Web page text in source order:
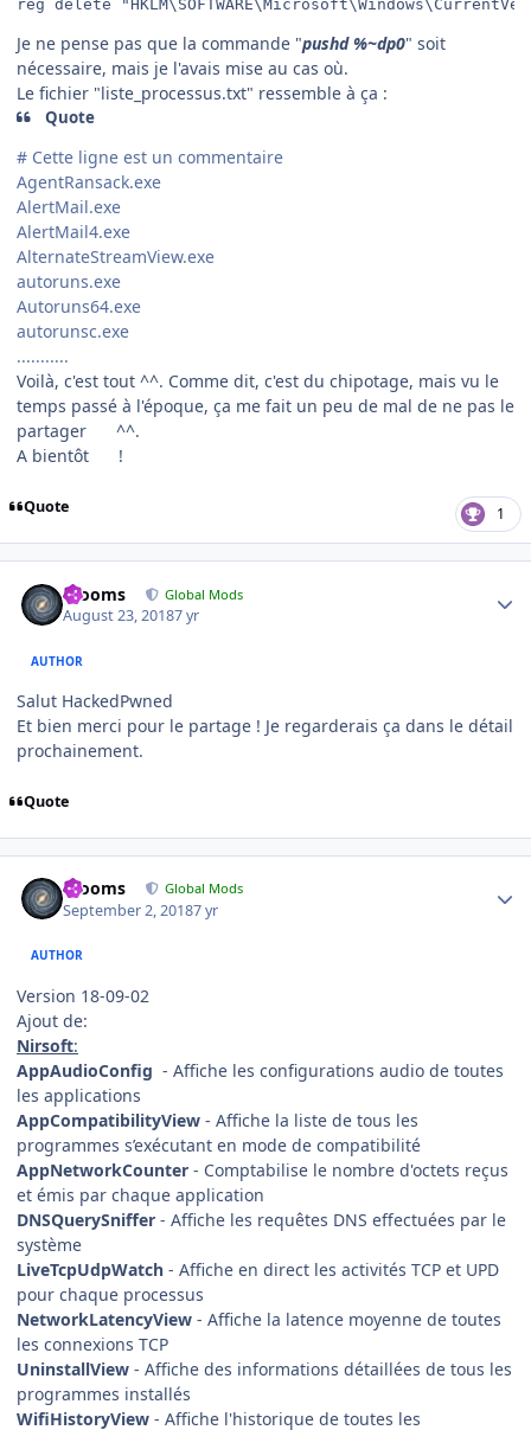
reg delete
Je ne pense pas que la commande "pushd %~dp0" soit
nécessaire, mais je l'avais mise au cas où.
Le fichier "liste_processus.txt" ressemble à ça :
Quote
# Cette ligne est un commentaire
AgentRansack.exe
AlertMail.exe
AlertMail4.exe
AlternateStreamView.exe
autoruns.exe
Autoruns64.exe
autorunsc.exe
...........
Voilà, c'est tout ^^. Comme dit, c'est du chipotage, mais vu le
temps passé à l'époque, ça me fait un peu de mal de ne pas le
partager
^^.
A bientôt
!
Quote 1
mooms Global Mods
August 23, 20187 yr
AUTHOR
Salut HackedPwned
Et bien merci pour le partage ! Je regarderais ça dans le détail
prochainement.
Quote
mooms Global Mods
September 2, 20187 yr
AUTHOR
Version 18-09-02
Ajout de:
Nirsoft:
AppAudioConfig - Affiche les configurations audio de toutes
les applications
AppCompatibilityView - Affiche la liste de tous les
programmes s’exécutant en mode de compatibilité
AppNetworkCounter - Comptabilise le nombre d'octets reçus
et émis par chaque application
DNSQuerySniffer - Affiche les requêtes DNS effectuées par le
système
LiveTcpUdpWatch - Affiche en direct les activités TCP et UPD
pour chaque processus
NetworkLatencyView - Affiche la latence moyenne de toutes
les connexions TCP
UninstallView - Affiche des informations détaillées de tous les
programmes installés
WifiHistoryView - Affiche l'historique de toutes les